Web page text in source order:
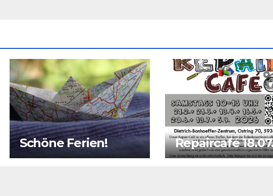
Schöne Ferien! Repaircafé